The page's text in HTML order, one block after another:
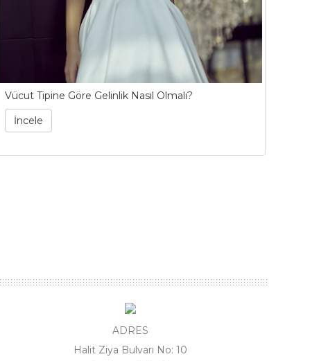
Vücut Tipine Göre Gelinlik Nasıl Olmalı?
İncele
ADRES
Halit Ziya Bulvarı No: 10